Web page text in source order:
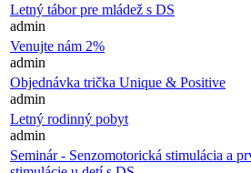
Letný tábor pre mládež s DS
admin
Venujte nám 2%
admin
Objednávka trička Unique & Positive
admin
Letný rodinný pobyt
admin
Seminár - Senzomotorická stimulácia a